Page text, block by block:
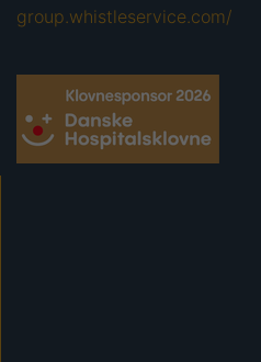
group.whistleservice.com/